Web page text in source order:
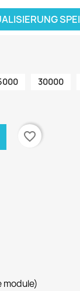
30000
favorite_border
module)